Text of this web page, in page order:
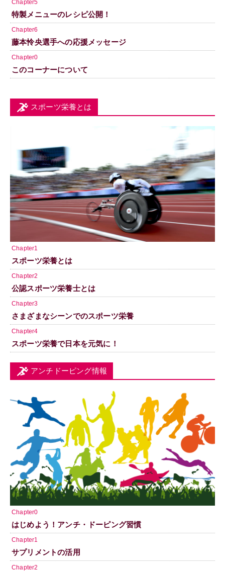
Chapter5
特製メニューのレシピ公開！
Chapter6
藤本怜央選手への応援メッセージ
Chapter0
このコーナーについて
スポーツ栄養とは
Chapter1
スポーツ栄養とは
Chapter2
公認スポーツ栄養士とは
Chapter3
さまざまなシーンでのスポーツ栄養
Chapter4
スポーツ栄養で日本を元気に！
アンチドーピング情報
Chapter0
はじめよう！アンチ・ドーピング習慣
Chapter1
サプリメントの活用
Chapter2